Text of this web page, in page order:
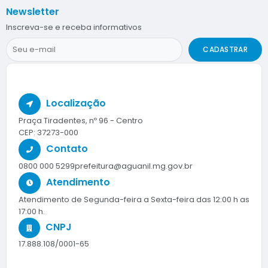
Localização
Praça Tiradentes, nº 96 - Centro
CEP: 37273-000
Contato
0800 000 5299prefeitura@aguanil.mg.gov.br
Atendimento
Atendimento de Segunda-feira a Sexta-feira das 12:00 h as
17:00 h.
CNPJ
17.888.108/0001-65
Newsletter
Inscreva-se e receba informativos
CADASTRAR